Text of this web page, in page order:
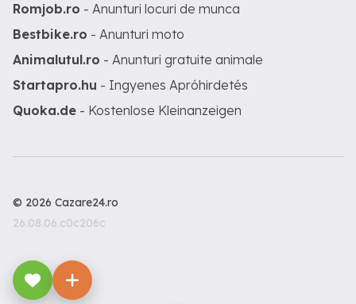
Romjob.ro - Anunturi locuri de munca
Bestbike.ro - Anunturi moto
Animalutul.ro - Anunturi gratuite animale
Startapro.hu - Ingyenes Apróhirdetés
Quoka.de - Kostenlose Kleinanzeigen
© 2026 Cazare24.ro
26.08.06.c0c206c